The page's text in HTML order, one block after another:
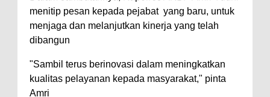
menitip pesan kepada pejabat yang baru, untuk
menjaga dan melanjutkan kinerja yang telah
dibangun
"Sambil terus berinovasi dalam meningkatkan
kualitas pelayanan kepada masyarakat," pinta
Amri